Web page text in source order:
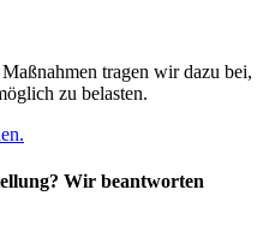
tragen wir dazu bei,
zu belasten.
Wir beantworten